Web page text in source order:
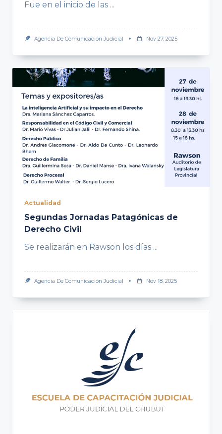
Fue en el inicio de las ...
Agencia De Comunicación Judicial Nov 27, 2025
Actualidad
Segundas Jornadas Patagónicas de
Derecho Civil
Se realizarán en Rawson los días ...
Agencia De Comunicación Judicial Nov 18, 2025